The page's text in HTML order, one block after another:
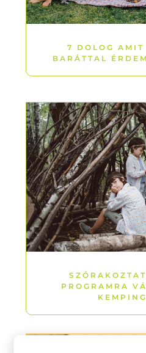
7 DOLOG AMIT
BARÁTTAL
PROGRAMRA